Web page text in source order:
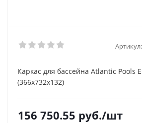
Артикул:
Каркас для бассейна Atlantic Pools
(366x732x132)
156 750.55 руб./шт